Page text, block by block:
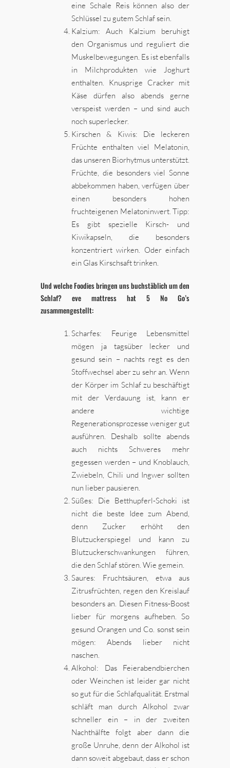
eine Schale Reis können also der
Schlüssel zu gutem Schlaf sein.
Kalzium: Auch Kalzium beruhigt
den Organismus und reguliert die
Muskelbewegungen. Es ist ebenfalls
in Milchprodukten wie Joghurt
enthalten. Knusprige Cracker mit
Käse dürfen also abends gerne
verspeist werden – und sind auch
noch superlecker.
Kirschen & Kiwis: Die leckeren
Früchte enthalten viel Melatonin,
das unseren Biorhytmus unterstützt.
Früchte, die besonders viel Sonne
abbekommen haben, verfügen über
einen besonders hohen
fruchteigenen Melatoninwert. Tipp:
Es gibt spezielle Kirsch- und
Kiwikapseln, die besonders
konzentriert wirken. Oder einfach
ein Glas Kirschsaft trinken.
Und welche Foodies bringen uns buchstäblich um den
Schlaf? eve mattress hat 5 No Go’s
zusammengestellt:
Scharfes: Feurige Lebensmittel
mögen ja tagsüber lecker und
gesund sein – nachts regt es den
Stoffwechsel aber zu sehr an. Wenn
der Körper im Schlaf zu beschäftigt
mit der Verdauung ist, kann er
andere wichtige
Regenerationsprozesse weniger gut
ausführen. Deshalb sollte abends
auch nichts Schweres mehr
gegessen werden – und Knoblauch,
Zwiebeln, Chili und Ingwer sollten
nun lieber pausieren.
Süßes: Die Betthupferl-Schoki ist
nicht die beste Idee zum Abend,
denn Zucker erhöht den
Blutzuckerspiegel und kann zu
Blutzuckerschwankungen führen,
die den Schlaf stören. Wie gemein.
Saures: Fruchtsäuren, etwa aus
Zitrusfrüchten, regen den Kreislauf
besonders an. Diesen Fitness-Boost
lieber für morgens aufheben. So
gesund Orangen und Co. sonst sein
mögen: Abends lieber nicht
naschen.
Alkohol: Das Feierabendbierchen
oder Weinchen ist leider gar nicht
so gut für die Schlafqualität. Erstmal
schläft man durch Alkohol zwar
schneller ein – in der zweiten
Nachthälfte folgt aber dann die
große Unruhe, denn der Alkohol ist
dann soweit abgebaut, dass er schon